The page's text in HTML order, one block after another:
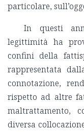
particolare,
In questi
legittimità ha
confini della
rappresentata
connotazione,
rispetto ad altre
maltrattamento,
diversa